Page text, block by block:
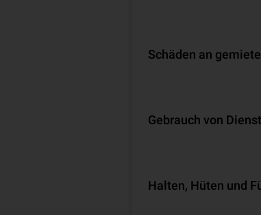
Schäden an
Gebrauch von
Halten, Hüten und